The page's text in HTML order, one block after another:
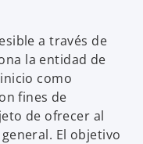
a través de
la entidad de
como
fines de
de ofrecer al
El objetivo